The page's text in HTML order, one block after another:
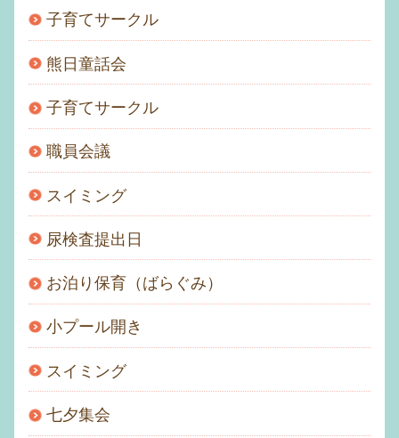
子育てサークル
熊日童話会
子育てサークル
職員会議
スイミング
尿検査提出日
お泊り保育（ばらぐみ）
小プール開き
スイミング
七夕集会